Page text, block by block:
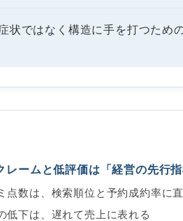
状ではなく構造に手を打つため
レームと低評価は「経営の先行
点数は、検索順位と予約成約率に
低下は、遅れて売上に表れる